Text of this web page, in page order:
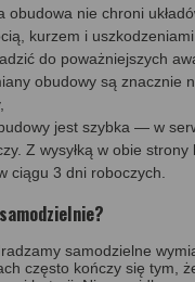
obudowa nie chroni
kurzem i
do poważniejszych
obudowy są znacznie
jest szybka — w
Z wysyłką w obie strony
ciągu 3 dni roboczych.
samodzielne
często kończy się tym,